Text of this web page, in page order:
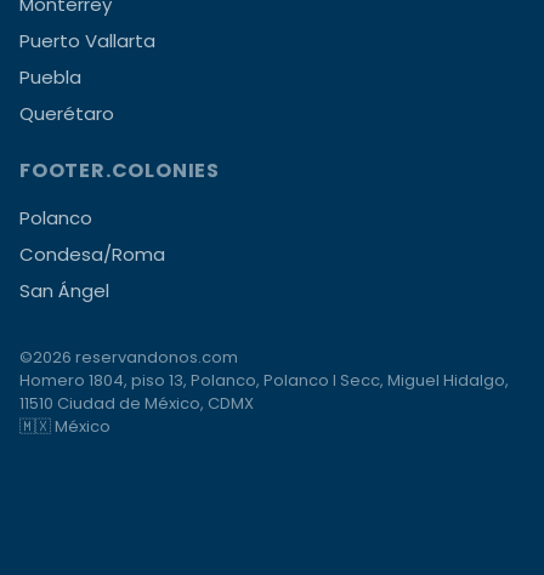
Puerto Vallarta
Puebla
Querétaro
FOOTER.COLONIES
Polanco
Condesa/Roma
San Ángel
©2026 reservandonos.com
Homero 1804, piso 13, Polanco, Polanco I Secc, Miguel Hidalgo,
11510 Ciudad de México, CDMX
🇲🇽 México